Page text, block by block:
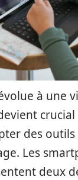
à une
des
Les
deux